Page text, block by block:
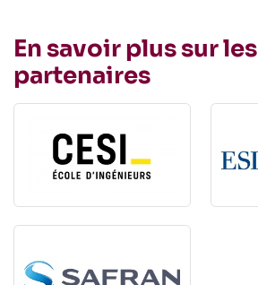
En savoir plus sur les
partenaires